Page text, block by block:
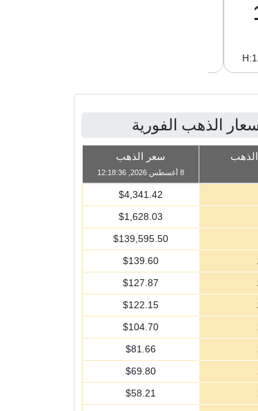
الذهب الفورية
سعر الذهب
8 أغسطس 2026, 12:18:36
$4,341.42
$1,628.03
$139,595.50
$139.60
$127.87
$122.15
$104.70
$81.66
$69.80
$58.21